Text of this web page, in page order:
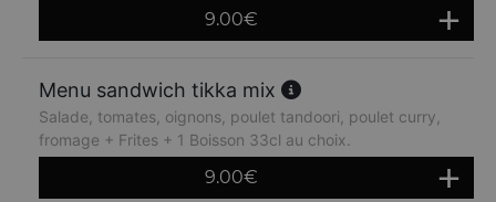
9.00€
Menu sandwich tikka mix
Salade, tomates, oignons, poulet tandoori, poulet curry,
fromage + Frites + 1 Boisson 33cl au choix.
9.00€